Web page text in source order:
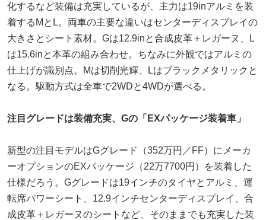
化するなど装備は充実しているが、主力は19inアルミを装
着するMとL。両車の主要な違いはセンターディスプレイの
大きさとシート素材。Gは12.9inと合成皮革＋レガーヌ、L
は15.6inと本革の組み合わせ。ちなみに外観ではアルミの
仕上げが識別点。Mは切削光輝、Lはブラックメタリックと
なる。駆動方式は全車で2WDと4WDが選べる。
注目グレードは装備充実、Gの「EXパッケージ装着車」
新型の注目モデルはGグレード（352万円／FF）にメーカ
ーオプションのEXパッケージ（22万7700円）を装着した
仕様だろう。Gグレードは19インチのタイヤとアルミ、運
転席パワーシート、12.9インチセンターディスプレイ、合
成皮革＋レガーヌのシートなど、そのままでも充実した装